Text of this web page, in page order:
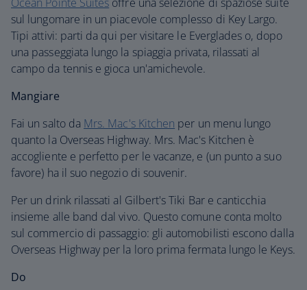
sul lungomare in un piacevole complesso di Key Largo.
Tipi attivi: parti da qui per visitare le Everglades o, dopo
una passeggiata lungo la spiaggia privata, rilassati al
campo da tennis e gioca un'amichevole.
Mangiare
Fai un salto da Mrs. Mac's Kitchen per un menu lungo
quanto la Overseas Highway. Mrs. Mac's Kitchen è
accogliente e perfetto per le vacanze, e (un punto a suo
favore) ha il suo negozio di souvenir.
Per un drink rilassati al Gilbert's Tiki Bar e canticchia
insieme alle band dal vivo. Questo comune conta molto
sul commercio di passaggio: gli automobilisti escono dalla
Overseas Highway per la loro prima fermata lungo le Keys.
Do